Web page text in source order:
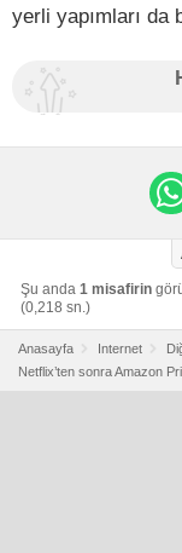
yerli yapımları da
Şu anda 1 misafirin
(0,218 sn.)
Anasayfa Internet
Netflix’ten sonra Amazon